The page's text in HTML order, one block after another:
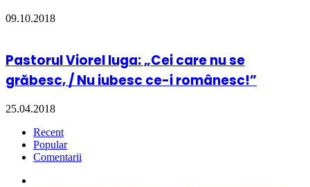
09.10.2018
Pastorul Viorel Iuga: „Cei care nu se
grăbesc, / Nu iubesc ce-i românesc!”
25.04.2018
Recent
Popular
Comentarii